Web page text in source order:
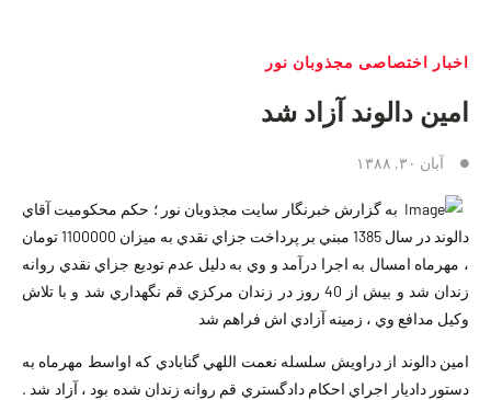
اخبار اختصاصی مجذوبان نور
امین دالوند آزاد شد
آبان ۳۰, ۱۳۸۸
به گزارش خبرنگار سايت مجذوبان نور ؛ حكم محكوميت آقاي
دالوند در سال 1385 مبني بر پرداخت جزاي نقدي به ميزان 1100000 تومان
، مهرماه امسال به اجرا درآمد و وي به دليل عدم توديع جزاي نقدي روانه
زندان شد و بیش از 40 روز در زندان مركزي قم نگهداري شد و با تلاش
وكيل مدافع وي ، زمینه آزادي اش فراهم شد
امين دالوند از دراويش سلسله نعمت اللهي گنابادي كه اواسط مهرماه به
دستور داديار اجراي احكام دادگستري قم روانه زندان شده بود ، آزاد شد .